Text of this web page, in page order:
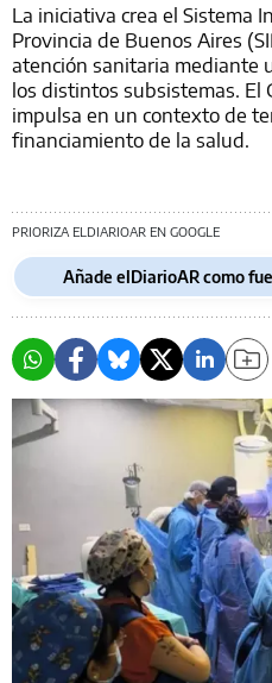
La iniciativa crea el Sistema
Provincia de Buenos Aires
atención sanitaria mediante
los distintos subsistemas. El
impulsa en un contexto de
financiamiento de la salud.
PRIORIZA ELDIARIOAR EN GOOGLE
Añade elDiarioAR como